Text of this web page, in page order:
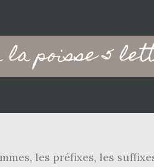
la poisse 5
les préfixes, les